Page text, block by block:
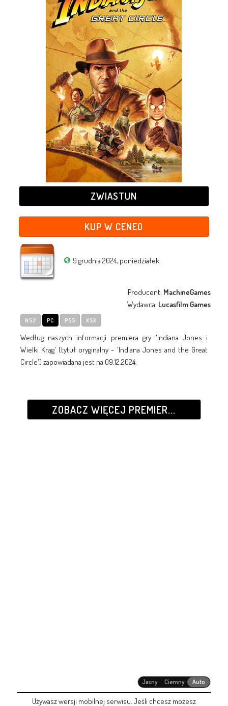
ZWIASTUN
KUP W CENEO
9 grudnia 2024, poniedziałek
Producent: MachineGames
Wydawca: Lucasfilm Games
NS2 PC PS5 XSX
Według naszych informacji premiera gry 'Indiana Jones i
Wielki Krąg' (tytuł oryginalny - 'Indiana Jones and the Great
Circle') zapowiadana jest na 09.12.2024.
ZOBACZ WIĘCEJ PREMIER...
Jasny Ciemny Auto
Używasz wersji mobilnej serwisu. Jeśli chcesz możesz